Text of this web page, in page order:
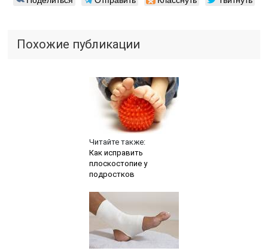
Похожие публикации
Читайте также:
Как исправить
плоскостопие у
подростков